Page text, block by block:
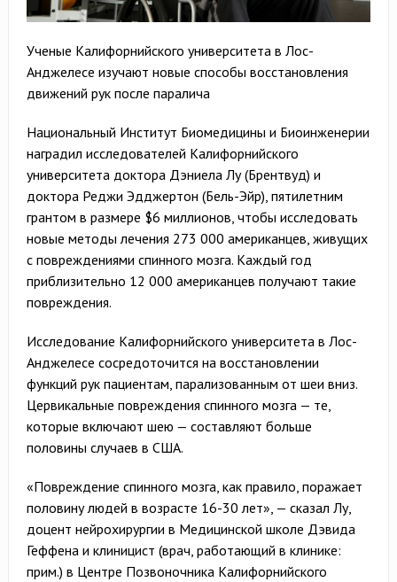
Ученые Калифорнийского университета в Лос-
Анджелесе изучают новые способы восстановления
движений рук после паралича
Национальный Институт Биомедицины и Биоинженерии
наградил исследователей Калифорнийского
университета доктора Дэниела Лу (Брентвуд) и
доктора Реджи Эдджертон (Бель-Эйр), пятилетним
грантом в размере $6 миллионов, чтобы исследовать
новые методы лечения 273 000 американцев, живущих
с повреждениями спинного мозга. Каждый год
приблизительно 12 000 американцев получают такие
повреждения.
Исследование Калифорнийского университета в Лос-
Анджелесе сосредоточится на восстановлении
функций рук пациентам, парализованным от шеи вниз.
Цервикальные повреждения спинного мозга — те,
которые включают шею — составляют больше
половины случаев в США.
«Повреждение спинного мозга, как правило, поражает
половину людей в возрасте 16-30 лет», — сказал Лу,
доцент нейрохирургии в Медицинской школе Дэвида
Геффена и клиницист (врач, работающий в клинике:
прим.) в Центре Позвоночника Калифорнийского